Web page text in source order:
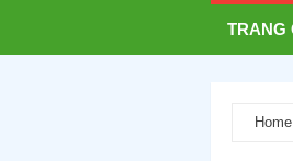
TRANG
Home